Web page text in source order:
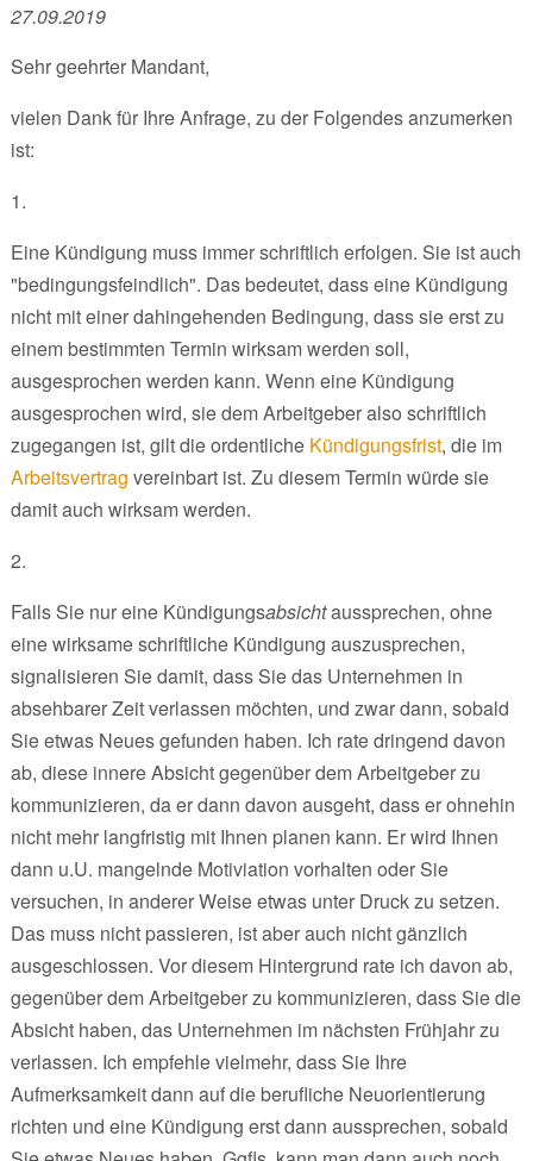
27.09.2019
Sehr geehrter Mandant,
vielen Dank für Ihre Anfrage, zu der Folgendes anzumerken
ist:
1.
Eine Kündigung muss immer schriftlich erfolgen. Sie ist auch
"bedingungsfeindlich". Das bedeutet, dass eine Kündigung
nicht mit einer dahingehenden Bedingung, dass sie erst zu
einem bestimmten Termin wirksam werden soll,
ausgesprochen werden kann. Wenn eine Kündigung
ausgesprochen wird, sie dem Arbeitgeber also schriftlich
zugegangen ist, gilt die ordentliche Kündigungsfrist, die im
Arbeitsvertrag vereinbart ist. Zu diesem Termin würde sie
damit auch wirksam werden.
2.
Falls Sie nur eine Kündigungsabsichtaussprechen, ohne
eine wirksame schriftliche Kündigung auszusprechen,
signalisieren Sie damit, dass Sie das Unternehmen in
absehbarer Zeit verlassen möchten, und zwar dann, sobald
Sie etwas Neues gefunden haben. Ich rate dringend davon
ab, diese innere Absicht gegenüber dem Arbeitgeber zu
kommunizieren, da er dann davon ausgeht, dass er ohnehin
nicht mehr langfristig mit Ihnen planen kann. Er wird Ihnen
dann u.U. mangelnde Motiviation vorhalten oder Sie
versuchen, in anderer Weise etwas unter Druck zu setzen.
Das muss nicht passieren, ist aber auch nicht gänzlich
ausgeschlossen. Vor diesem Hintergrund rate ich davon ab,
gegenüber dem Arbeitgeber zu kommunizieren, dass Sie die
Absicht haben, das Unternehmen im nächsten Frühjahr zu
verlassen. Ich empfehle vielmehr, dass Sie Ihre
Aufmerksamkeit dann auf die berufliche Neuorientierung
richten und eine Kündigung erst dann aussprechen, sobald